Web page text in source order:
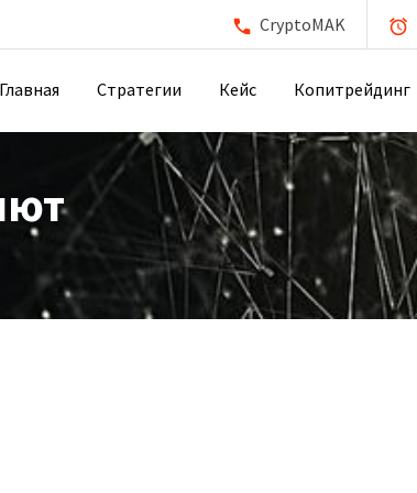
CryptoMAK
Главная Стратегии Кейс Копитрейдинг